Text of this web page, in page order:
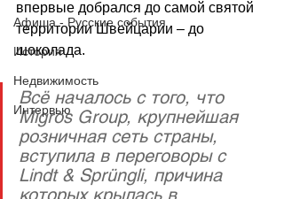
Афиша - Русские события
История
Недвижимость
Интервью
впервые добрался до самой святой
территории Швейцарии – до
шоколада.
Всё началось с того, что
Migros Group, крупнейшая
розничная сеть страны,
вступила в переговоры с
Lindt & Sprüngli, причина